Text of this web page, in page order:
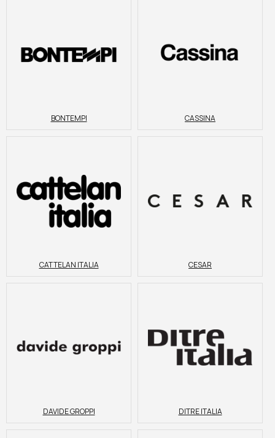
BONTEMPI CASSINA
CATTELAN ITALIA CESAR
DAVIDE GROPPI DITRE ITALIA